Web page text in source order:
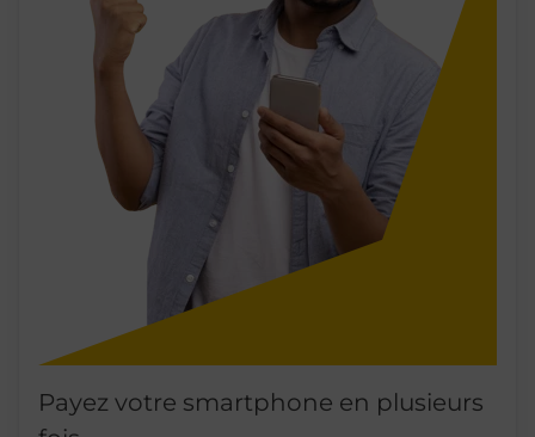
Payez votre smartphone en plusieurs